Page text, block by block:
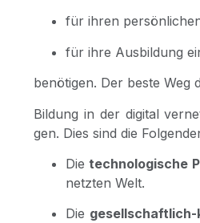
für ihren
für ihre Aus­bil­dung
benö­ti­gen. Der bes­te
Bil­dung in der digi­tal
gen. Dies sind die
Die tech­no­lo­gi­sche
netz­ten Welt.
Die